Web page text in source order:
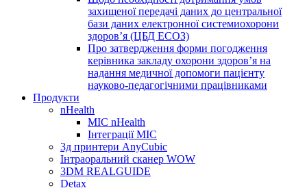
захищеної передачі даних до центральної
бази даних електронної системиохорони
здоров’я (ЦБД ЕСОЗ)
Про затвердження форми погодження
керівника закладу охорони здоров’я на
надання медичної допомоги пацієнту
науково-педагогічними працівниками
Продукти
nHealth
МІС nHealth
Інтеграції МІС
3д принтери AnyCubic
Інтраоральний сканер WOW
3DM REALGUIDE
Detax